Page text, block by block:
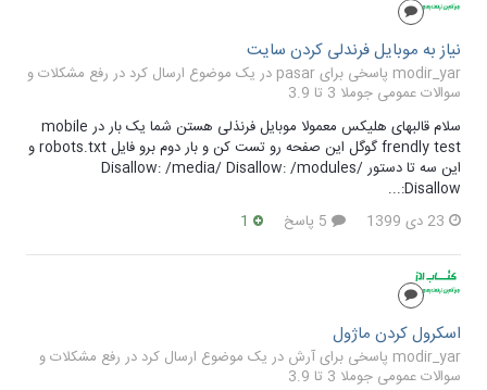
نیاز به موبایل فرندلی کردن سایت
modir_yar پاسخی برای pasar در یک موضوع ارسال کرد در
رفع مشکلات و
سوالات عمومی جوملا 3 تا 3.9
سلام قالبهای هلیکس معمولا موبایل فرنذلی هستن شما یک بار در mobile
frendly test گوگل این صفحه رو تست کن و بار دوم برو فایل robots.txt و
این سه تا دستور Disallow: /media/ Disallow: /modules/
Disallow:...
23 دی 1399
اسکرول کردن ماژول
modir_yar پاسخی برای آرش در یک موضوع ارسال کرد در
رفع مشکلات و
سوالات عمومی جوملا 3 تا 3.9